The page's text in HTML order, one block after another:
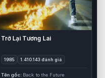
Trở Lại Tương Lai
1985 1.410.143 đánh giá
Tên gốc Back to the Future